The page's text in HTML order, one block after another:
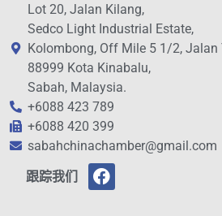
Lot 20, Jalan Kilang,
Sedco Light Industrial Estate,
Kolombong, Off Mile 5 1/2, Jalan
88999 Kota Kinabalu,
Sabah, Malaysia.
+6088 423 789
+6088 420 399
sabahchinachamber@gmail.com
跟踪我们